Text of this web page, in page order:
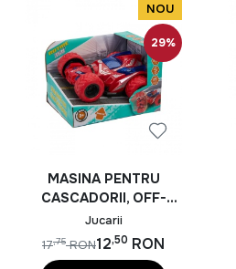
NOU
29%
MASINA PENTRU
CASCADORII, OFF-
ROAD, 360 DE GRADE,
MOMKI, ROSU
Jucarii
12,50 RON
17,75 RON